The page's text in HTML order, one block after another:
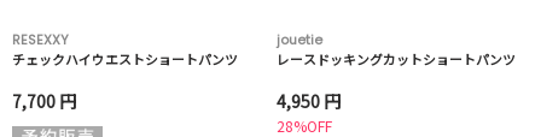
RESEXXY
チェックハイウエストショートパンツ
7,700 円
jouetie
レースドッキングカットショートパンツ
4,950 円
28%OFF